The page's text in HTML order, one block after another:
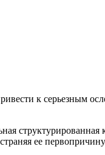
к серьезным
структурированная
ее